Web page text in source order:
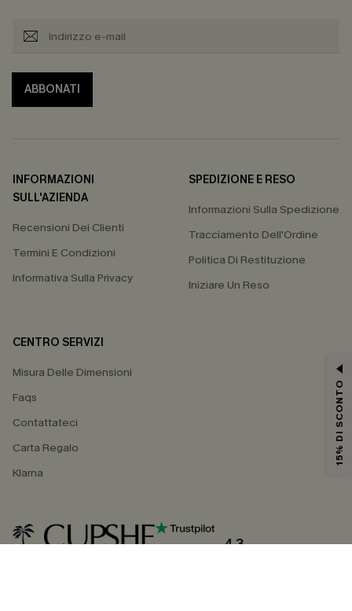
ABBONATI
INFORMAZIONI
SULL'AZIENDA
Recensioni Dei Clienti
Termini E Condizioni
Informativa Sulla Privacy
SPEDIZIONE E RESO
Informazioni Sulla Spedizione
Tracciamento Dell'Ordine
Politica Di Restituzione
Iniziare Un Reso
CENTRO SERVIZI
Misura Delle Dimensioni
Faqs
Contattateci
Carta Regalo
Klarna
4.3
15% DI SCONTO